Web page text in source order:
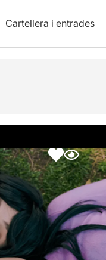
Cartellera i entrades
Fotos i vídeos